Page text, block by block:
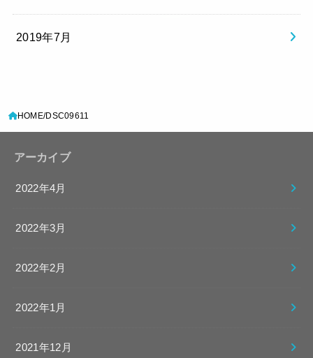
2019年7月
HOME DSC09611
アーカイブ
2022年4月
2022年3月
2022年2月
2022年1月
2021年12月